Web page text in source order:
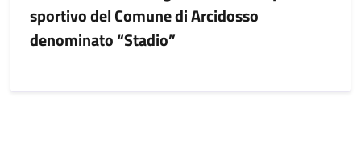
sportivo del Comune di Arcidosso
denominato “Stadio”